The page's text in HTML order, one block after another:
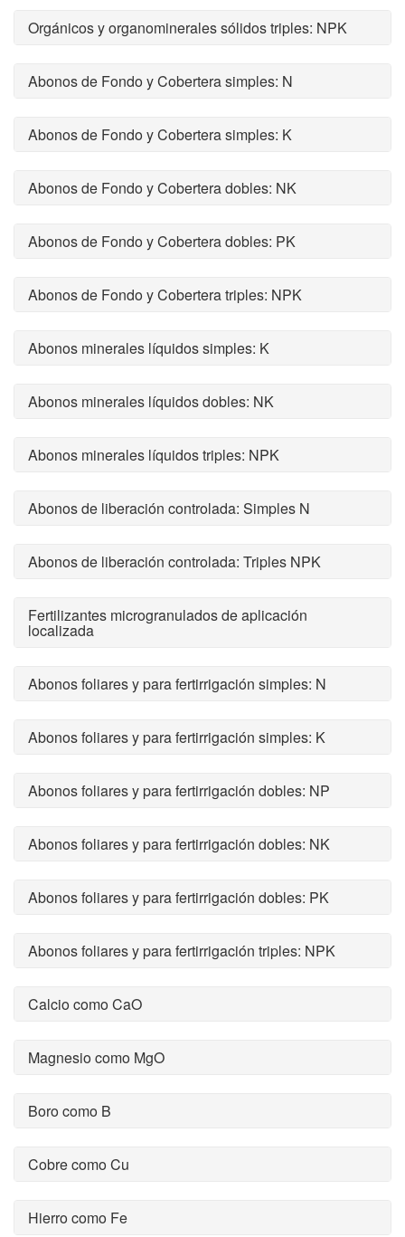
Orgánicos y organominerales sólidos triples: NPK
Abonos de Fondo y Cobertera simples: N
Abonos de Fondo y Cobertera simples: K
Abonos de Fondo y Cobertera dobles: NK
Abonos de Fondo y Cobertera dobles: PK
Abonos de Fondo y Cobertera triples: NPK
Abonos minerales líquidos simples: K
Abonos minerales líquidos dobles: NK
Abonos minerales líquidos triples: NPK
Abonos de liberación controlada: Simples N
Abonos de liberación controlada: Triples NPK
Fertilizantes microgranulados de aplicación
localizada
Abonos foliares y para fertirrigación simples: N
Abonos foliares y para fertirrigación simples: K
Abonos foliares y para fertirrigación dobles: NP
Abonos foliares y para fertirrigación dobles: NK
Abonos foliares y para fertirrigación dobles: PK
Abonos foliares y para fertirrigación triples: NPK
Calcio como CaO
Magnesio como MgO
Boro como B
Cobre como Cu
Hierro como Fe